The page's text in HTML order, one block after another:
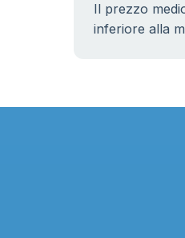
Il prezzo
inferiore alla